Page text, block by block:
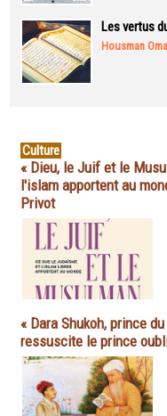
Les vertus
Housman
Culture
« Dieu, le Juif et le
l'islam apportent au
Privot
« Dara Shukoh, prince
ressuscite le prince